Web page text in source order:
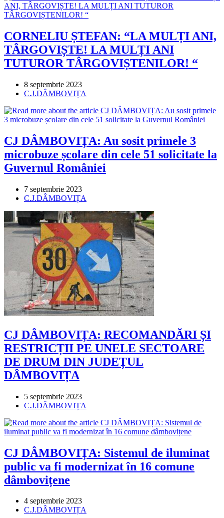
CORNELIU ȘTEFAN: “LA MULȚI ANI,
TÂRGOVIȘTE! LA MULȚI ANI
TUTUROR TÂRGOVIȘTENILOR! “
Post
published:
8 septembrie 2023
Post
C.J.DÂMBOVIȚA
CJ DÂMBOVIȚA: Au sosit primele 3
microbuze școlare din cele 51 solicitate la
Guvernul României
Post
published:
7 septembrie 2023
Post
C.J.DÂMBOVIȚA
CJ DÂMBOVIȚA: RECOMANDĂRI ȘI
RESTRICȚII PE UNELE SECTOARE
DE DRUM DIN JUDEȚUL
DÂMBOVIȚA
Post
published:
5 septembrie 2023
Post
C.J.DÂMBOVIȚA
CJ DÂMBOVIȚA: Sistemul de iluminat
public va fi modernizat în 16 comune
dâmbovițene
Post
published:
4 septembrie 2023
Post
C.J.DÂMBOVIȚA